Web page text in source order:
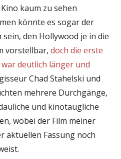
kaum zu sehen
könnte es sogar der
den Hollywood je in die
vorstellbar, doch die erste
deutlich länger und
Chad Stahelski und
mehrere Durchgänge,
und kinotaugliche
wobei der Film meiner
aktuellen Fassung noch